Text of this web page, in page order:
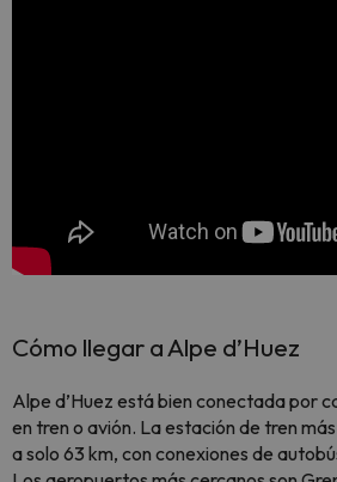
Cómo llegar a Alpe d’Huez
Alpe d’Huez está bien conectada por
en tren o avión. La estación de tren
a solo 63 km, con conexiones de